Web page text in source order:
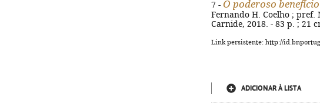
7 - O poderoso
Fernando H. Coelho ; pref.
Carnide, 2018. - 83 p. ; 21
Link persistente: http://
ADICIONAR À LISTA